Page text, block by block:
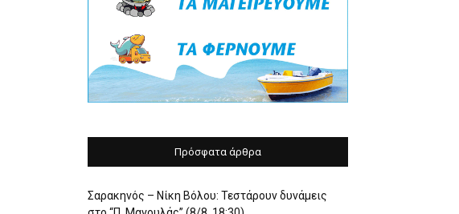
Πρόσφατα άρθρα
Σαρακηνός – Νίκη Βόλου: Τεστάρουν δυνάμεις